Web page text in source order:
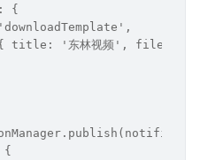
{
title: '东林视频',
{